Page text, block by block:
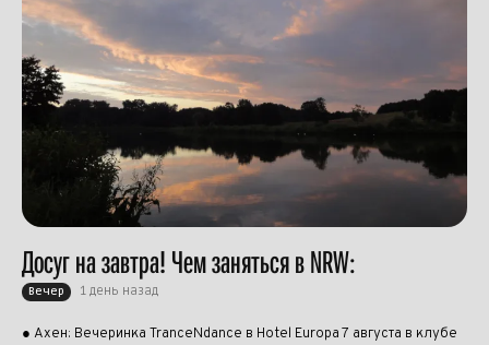
Досуг на завтра! Чем заняться в NRW:
Вечер 1 день назад
● Ахен: Вечеринка TranceNdance в Hotel Europa 7 августа в клубе